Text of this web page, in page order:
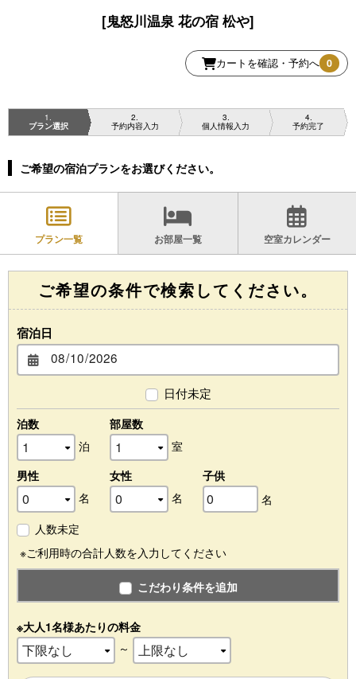
[鬼怒川温泉 花の宿 松や]
カートを確認・予約へ 0
1
プラン選択
2
予約内容入力
3
個人情報入力
4
予約完了
ご希望の宿泊プランをお選びください。
プラン一覧 お部屋一覧 空室カレンダー
ご希望の条件で検索してください。
宿泊日
日付未定
泊数
泊
部屋数
室
男性
名
女性
名
子供
名
人数未定
※ご利用時の合計人数を入力してください
こだわり条件を追加
※大人1名様あたりの料金
～